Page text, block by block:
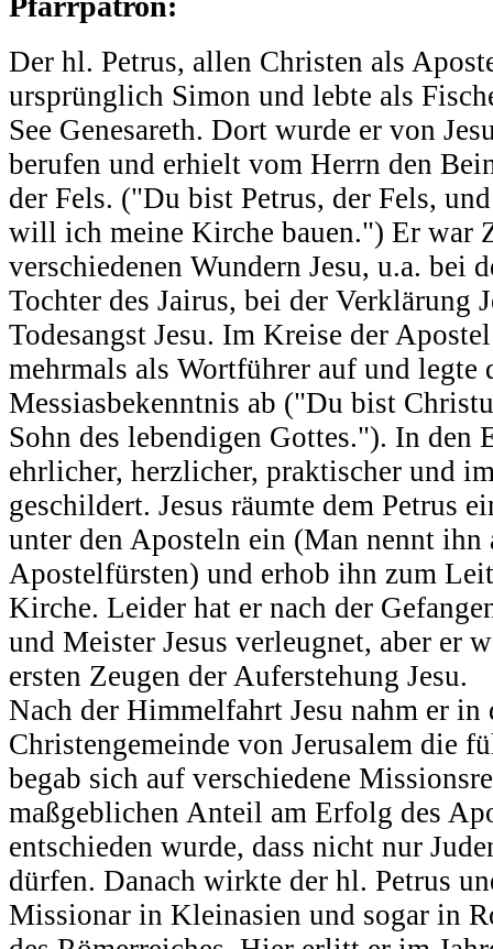
Der hl. Petrus, allen Christen als
ursprünglich Simon und lebte als
See Genesareth. Dort wurde er von
berufen und erhielt vom Herrn den
der Fels. ("Du bist Petrus, der Fels,
will ich meine Kirche bauen.") Er war
verschiedenen Wundern Jesu, u.a. bei
Tochter des Jairus, bei der Verklärung
Todesangst Jesu. Im Kreise der
mehrmals als Wortführer auf und legte
Messiasbekenntnis ab ("Du bist
Sohn des lebendigen Gottes."). In den
ehrlicher, herzlicher, praktischer und
geschildert. Jesus räumte dem Petrus
unter den Aposteln ein (Man nennt ihn
Apostelfürsten) und erhob ihn zum
Kirche. Leider hat er nach der
und Meister Jesus verleugnet, aber er
ersten Zeugen der Auferstehung Jesu.
Nach der Himmelfahrt Jesu nahm er in
Christengemeinde von Jerusalem die
begab sich auf verschiedene
maßgeblichen Anteil am Erfolg des
entschieden wurde, dass nicht nur
dürfen. Danach wirkte der hl. Petrus
Missionar in Kleinasien und sogar in